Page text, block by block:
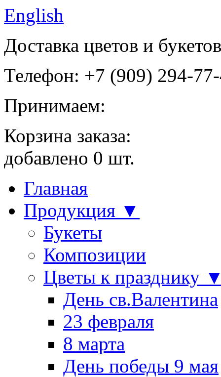
English
Доставка цветов и
Телефон: +7 (909) 294-
Принимаем:
Корзина заказа:
добавлено 0 шт.
Главная
Продукция ▼
Букеты
Композиции
Цветы к празднику
День св.Валентина
23 февраля
8 марта
День победы 9 мая